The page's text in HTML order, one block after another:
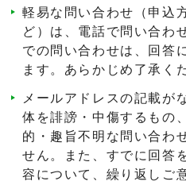
軽易な問い合わせ（申込
ど）は、電話で問い合わ
での問い合わせは、回答
ます。あらかじめ了承く
メールアドレスの記載が
体を誹謗・中傷するもの
的・趣旨不明な問い合わ
せん。また、すでに回答
容について、繰り返しご